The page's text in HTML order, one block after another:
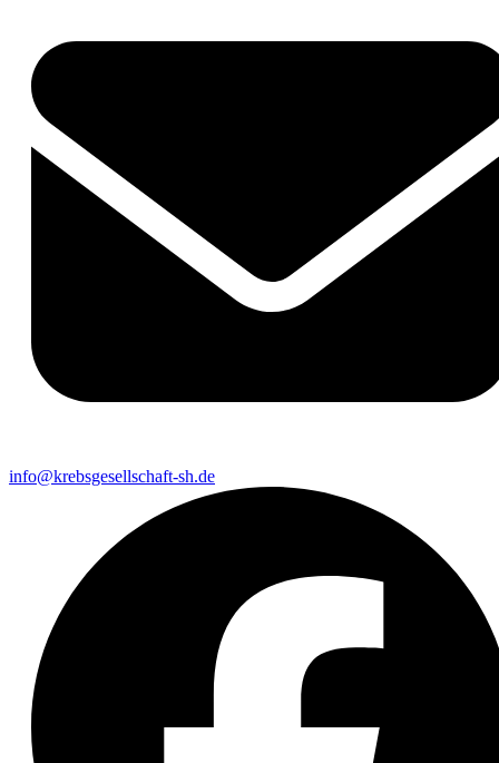
info@krebsgesellschaft-sh.de